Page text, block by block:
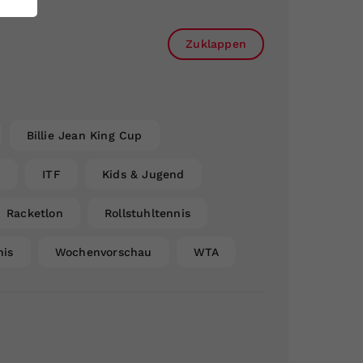
Zuklappen
Billie Jean King Cup
ITF Kids & Jugend
Racketlon Rollstuhltennis
Wochenvorschau WTA